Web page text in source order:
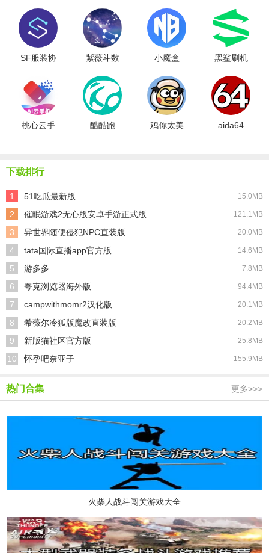
SF服装协
紫薇斗数 小魔盒
黑鲨刷机
桃心云手
酷酷跑 鸡你太美 aida64
下载排行
1 51吃瓜最新版 15.0MB
2 催眠游戏2无心版安卓手游正式版 121.1MB
3 异世界随便侵犯NPC直装版 20.0MB
4 tata国际直播app官方版 14.6MB
5 游多多 7.8MB
6 夸克浏览器海外版 94.4MB
7 campwithmomr2汉化版 20.1MB
8 希薇尔冷狐版魔改直装版 20.2MB
9 新版猫社区官方版 25.8MB
10 怀孕吧奈亚子 155.9MB
热门合集 更多>>>
火柴人战斗闯关游戏大全